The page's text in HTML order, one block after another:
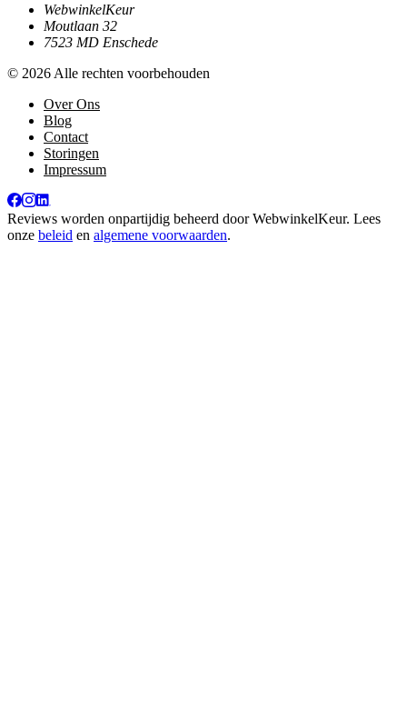
WebwinkelKeur
Moutlaan 32
7523 MD Enschede
© 2026 Alle rechten voorbehouden
Over Ons
Blog
Contact
Storingen
Impressum
Reviews worden onpartijdig beheerd doorWebwinkelKeur. Lees
onze beleid en algemene voorwaarden.